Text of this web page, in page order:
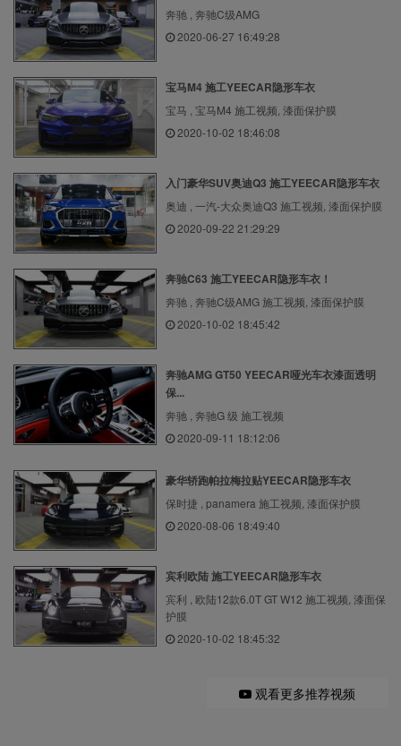
奔驰 , 奔驰C级AMG
2020-06-27 16:49:28
宝马M4 施工YEECAR隐形车衣
宝马 , 宝马M4 施工视频, 漆面保护膜
2020-10-02 18:46:08
入门豪华SUV奥迪Q3 施工YEECAR隐形车衣
奥迪 , 一汽-大众奥迪Q3 施工视频, 漆面保护膜
2020-09-22 21:29:29
奔驰C63 施工YEECAR隐形车衣！
奔驰 , 奔驰C级AMG 施工视频, 漆面保护膜
2020-10-02 18:45:42
奔驰AMG GT50 YEECAR哑光车衣漆面透明
保...
奔驰 , 奔驰G 级 施工视频
2020-09-11 18:12:06
豪华轿跑帕拉梅拉贴YEECAR隐形车衣
保时捷 , panamera 施工视频, 漆面保护膜
2020-08-06 18:49:40
宾利欧陆 施工YEECAR隐形车衣
宾利 , 欧陆12款6.0T GT W12 施工视频, 漆面保
护膜
2020-10-02 18:45:32
观看更多推荐视频